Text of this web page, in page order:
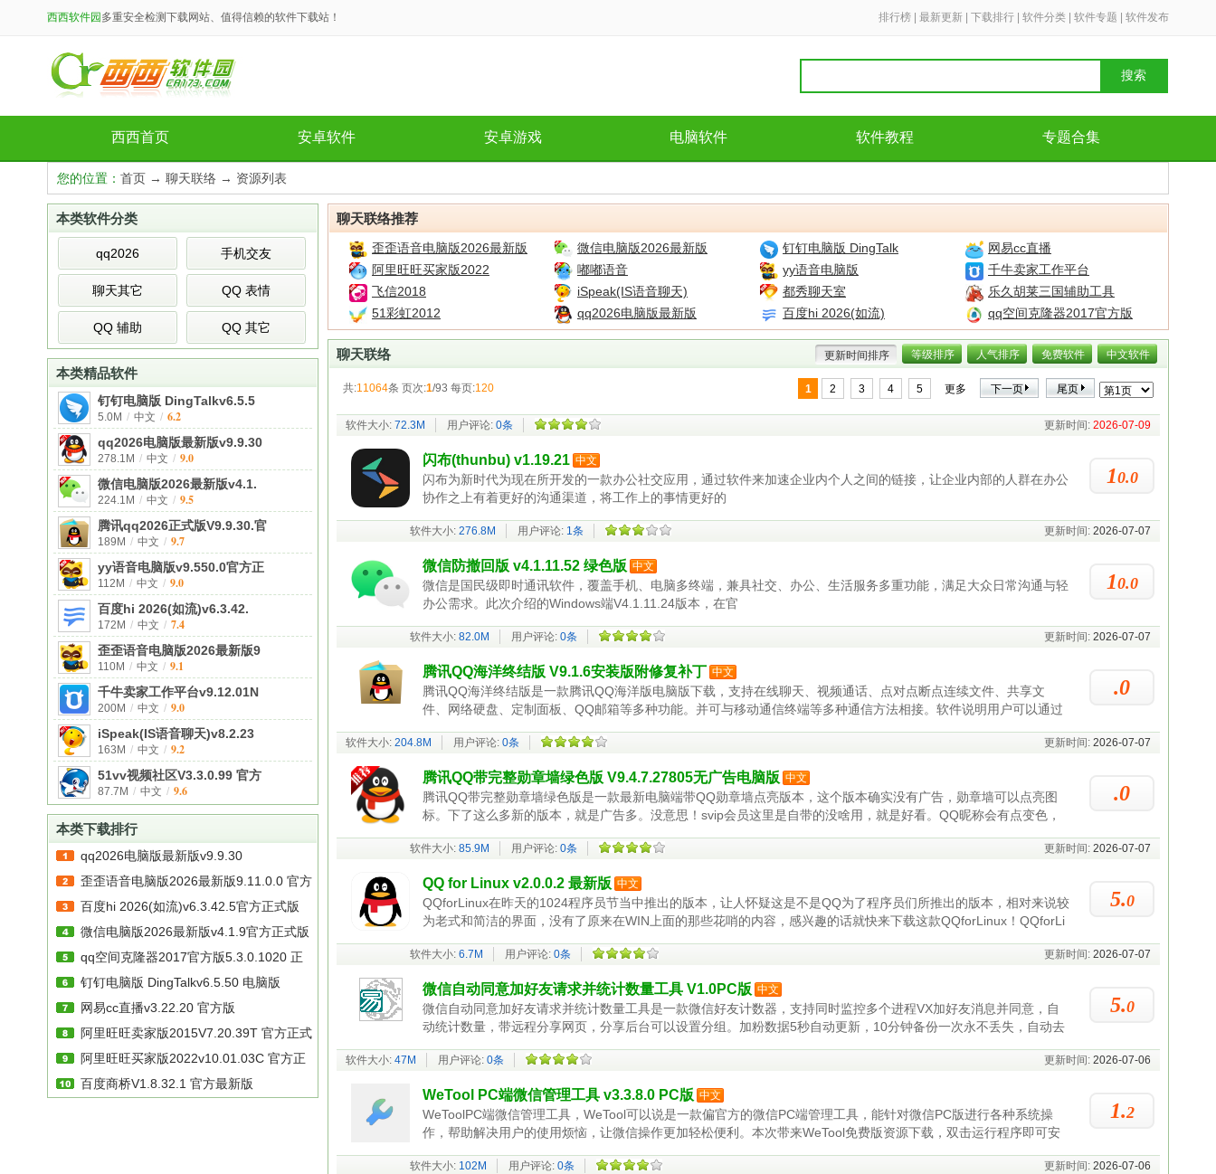
西西软件园 多重安全检测下载网站、值得信赖的软件下载站！ 排行榜 最新更新 下载排行 软件分类 软件专题 软件发布
搜索
西西首页 安卓软件 安卓游戏 电脑软件 软件教程 专题合集
您的位置： 首页 → 聊天联络 → 资源列表
本类软件分类
qq2026 手机交友
聊天其它 QQ 表情
QQ 辅助 QQ 其它
本类精品软件
钉钉电脑版 DingTalkv6.5.5
5.0M / 中文 / 6.2
qq2026电脑版最新版v9.9.30
278.1M / 中文 / 9.0
微信电脑版2026最新版v4.1.
224.1M / 中文 / 9.5
腾讯qq2026正式版V9.9.30.官
189M / 中文 / 9.7
yy语音电脑版v9.550.0官方正
112M / 中文 / 9.0
百度hi 2026(如流)v6.3.42.
172M / 中文 / 7.4
歪歪语音电脑版2026最新版9
110M / 中文 / 9.1
千牛卖家工作平台v9.12.01N
200M / 中文 / 9.0
iSpeak(IS语音聊天)v8.2.23
163M / 中文 / 9.2
51vv视频社区V3.3.0.99 官方
87.7M / 中文 / 9.6
本类下载排行
qq2026电脑版最新版v9.9.30
歪歪语音电脑版2026最新版9.11.0.0 官方
最新版
百度hi 2026(如流)v6.3.42.5官方正式版
微信电脑版2026最新版v4.1.9官方正式版
qq空间克隆器2017官方版5.3.0.1020 正
式版
钉钉电脑版 DingTalkv6.5.50 电脑版
网易cc直播v3.22.20 官方版
阿里旺旺卖家版2015V7.20.39T 官方正式
版
阿里旺旺买家版2022v10.01.03C 官方正
式版
百度商桥V1.8.32.1 官方最新版
聊天联络推荐
歪歪语音电脑版2026最新版
微信电脑版2026最新版 钉钉电脑版 DingTalk
网易cc直播
阿里旺旺买家版2022
嘟嘟语音 yy语音电脑版
千牛卖家工作平台
飞信2018
iSpeak(IS语音聊天) 都秀聊天室
乐久胡莱三国辅助工具
51彩虹2012
qq2026电脑版最新版 百度hi 2026(如流) qq空间克隆器2017官方版
更新时间排序 等级排序 人气排序 免费软件 中文软件
聊天联络
共:11064条 页次:1/93 每页:120 1 2 3 4 5 更多 下一页 尾页
软件大小: 72.3M 用户评论: 0条 更新时间: 2026-07-09
10.0
闪布(thunbu) v1.19.21 中文
闪布为新时代为现在所开发的一款办公社交应用，通过软件来加速企业内个人之间的链接，让企业内部的人群在办公
协作之上有着更好的沟通渠道，将工作上的事情更好的
软件大小: 276.8M 用户评论: 1条 更新时间: 2026-07-07
10.0
微信防撤回版 v4.1.11.52 绿色版 中文
微信是国民级即时通讯软件，覆盖手机、电脑多终端，兼具社交、办公、生活服务多重功能，满足大众日常沟通与轻
办公需求。此次介绍的Windows端V4.1.11.24版本，在官
软件大小: 82.0M 用户评论: 0条 更新时间: 2026-07-07
.0
腾讯QQ海洋终结版 V9.1.6安装版附修复补丁 中文
腾讯QQ海洋终结版是一款腾讯QQ海洋版电脑版下载，支持在线聊天、视频通话、点对点断点连续文件、共享文
件、网络硬盘、定制面板、QQ邮箱等多种功能。并可与移动通信终端等多种通信方法相接。软件说明用户可以通过
软件大小: 204.8M 用户评论: 0条 更新时间: 2026-07-07
.0
腾讯QQ带完整勋章墙绿色版 V9.4.7.27805无广告电脑版 中文
腾讯QQ带完整勋章墙绿色版是一款最新电脑端带QQ勋章墙点亮版本，这个版本确实没有广告，勋章墙可以点亮图
标。下了这么多新的版本，就是广告多。没意思！svip会员这里是自带的没啥用，就是好看。QQ昵称会有点变色，
软件大小: 85.9M 用户评论: 0条 更新时间: 2026-07-07
5.0
QQ for Linux v2.0.0.2 最新版 中文
QQforLinux在昨天的1024程序员节当中推出的版本，让人怀疑这是不是QQ为了程序员们所推出的版本，相对来说较
为老式和简洁的界面，没有了原来在WIN上面的那些花哨的内容，感兴趣的话就快来下载这款QQforLinux！QQforLi
软件大小: 6.7M 用户评论: 0条 更新时间: 2026-07-07
5.0
微信自动同意加好友请求并统计数量工具 V1.0PC版 中文
微信自动同意加好友请求并统计数量工具是一款微信好友计数器，支持同时监控多个进程VX加好友消息并同意，自
动统计数量，带远程分享网页，分享后台可以设置分组。加粉数据5秒自动更新，10分钟备份一次永不丢失，自动去
软件大小: 47M 用户评论: 0条 更新时间: 2026-07-06
1.2
WeTool PC端微信管理工具 v3.3.8.0 PC版 中文
WeToolPC端微信管理工具，WeTool可以说是一款偏官方的微信PC端管理工具，能针对微信PC版进行各种系统操
作，帮助解决用户的使用烦恼，让微信操作更加轻松便利。本次带来WeTool免费版资源下载，双击运行程序即可安
软件大小: 102M 用户评论: 0条 更新时间: 2026-07-06